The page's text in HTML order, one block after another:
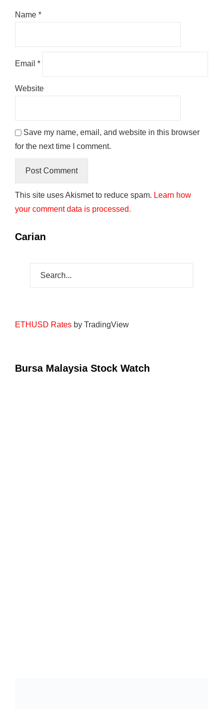
Name *
Email *
Website
Save my name, email, and website in this browser
for the next time I comment.
This site uses Akismet to reduce spam. Learn how
your comment data is processed.
Carian
ETHUSD Rates by TradingView
Bursa Malaysia Stock Watch